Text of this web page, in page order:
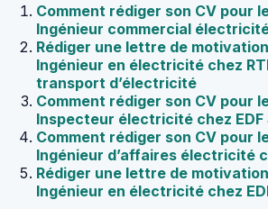
Comment rédiger son CV pour
Ingénieur commercial
Rédiger une lettre de
Ingénieur en électricité chez
transport d’électricité
Comment rédiger son CV pour
Inspecteur électricité chez EDF
Comment rédiger son CV pour
Ingénieur d’affaires électricité
Rédiger une lettre de
Ingénieur en électricité chez